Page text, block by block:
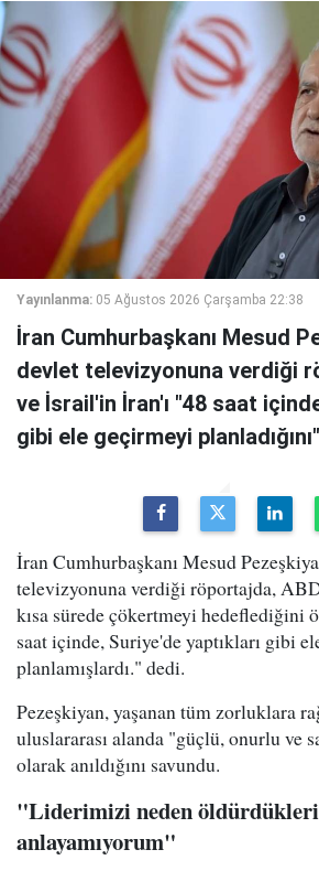
Yayınlanma: 05 Ağustos 2026 Çarşamba 22:38
İran Cumhurbaşkanı Mesud
devlet televizyonuna verdiği
ve İsrail'in İran'ı "48 saat
gibi ele geçirmeyi
İran Cumhurbaşkanı Mesud
televizyonuna verdiği röportajda,
kısa sürede çökertmeyi hedeflediğini
saat içinde, Suriye'de yaptıkları gibi
planlamışlardı." dedi.
Pezeşkiyan, yaşanan tüm zorluklara
uluslararası alanda "güçlü, onurlu ve
olarak anıldığını savundu.
"Liderimizi neden
anlayamıyorum"